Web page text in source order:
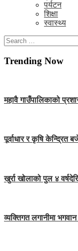
पर्यटन
शिक्षा
स्वास्थ्य
Search
for:
Trending Now
महावै गाउँपालिकाको
पूर्वाधार र कृषि केन्द्रित
खुर्रा खोलाको पुल ४
व्यक्तिगत लगानीमा भगवान